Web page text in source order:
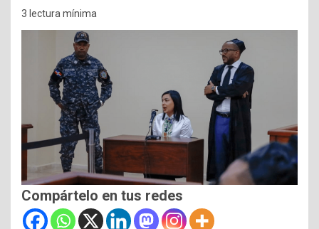
3 lectura mínima
Compártelo en tus redes